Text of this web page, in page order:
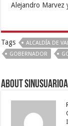
Alejandro Marvez
Tags ALCALDÍA DE
GOBERNADOR
About